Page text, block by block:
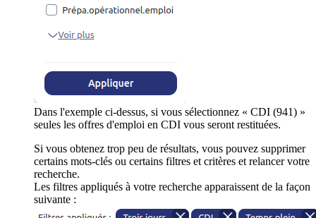
Dans l'exemple ci-dessus, si vous sélectionnez « CDI (941) »
seules les offres d'emploi en CDI vous seront restituées.
Si vous obtenez trop peu de résultats, vous pouvez supprimer
certains mots-clés ou certains filtres et critères et relancer votre
recherche.
Les filtres appliqués à votre recherche apparaissent de la façon
suivante :